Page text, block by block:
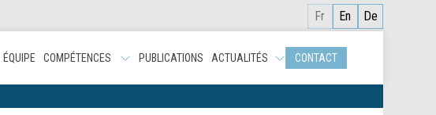
ÉQUIPE COMPÉTENCES PUBLICATIONS ACTUALITÉS CONTACT
Fr En De